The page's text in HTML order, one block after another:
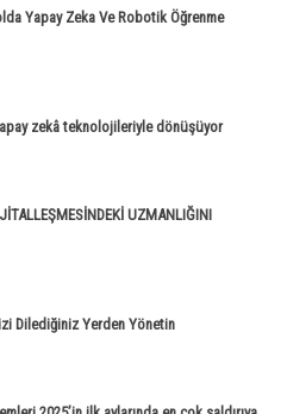
Yapay Zeka Ve Robotik Öğrenme
zekâ teknolojileriyle dönüşüyor
UZMANLIĞINI
Dilediğiniz Yerden Yönetin